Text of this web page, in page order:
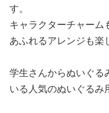
す。
キャラクターチャーム
あふれるアレンジも楽
学生さんからぬいぐる
いる人気のぬいぐるみ